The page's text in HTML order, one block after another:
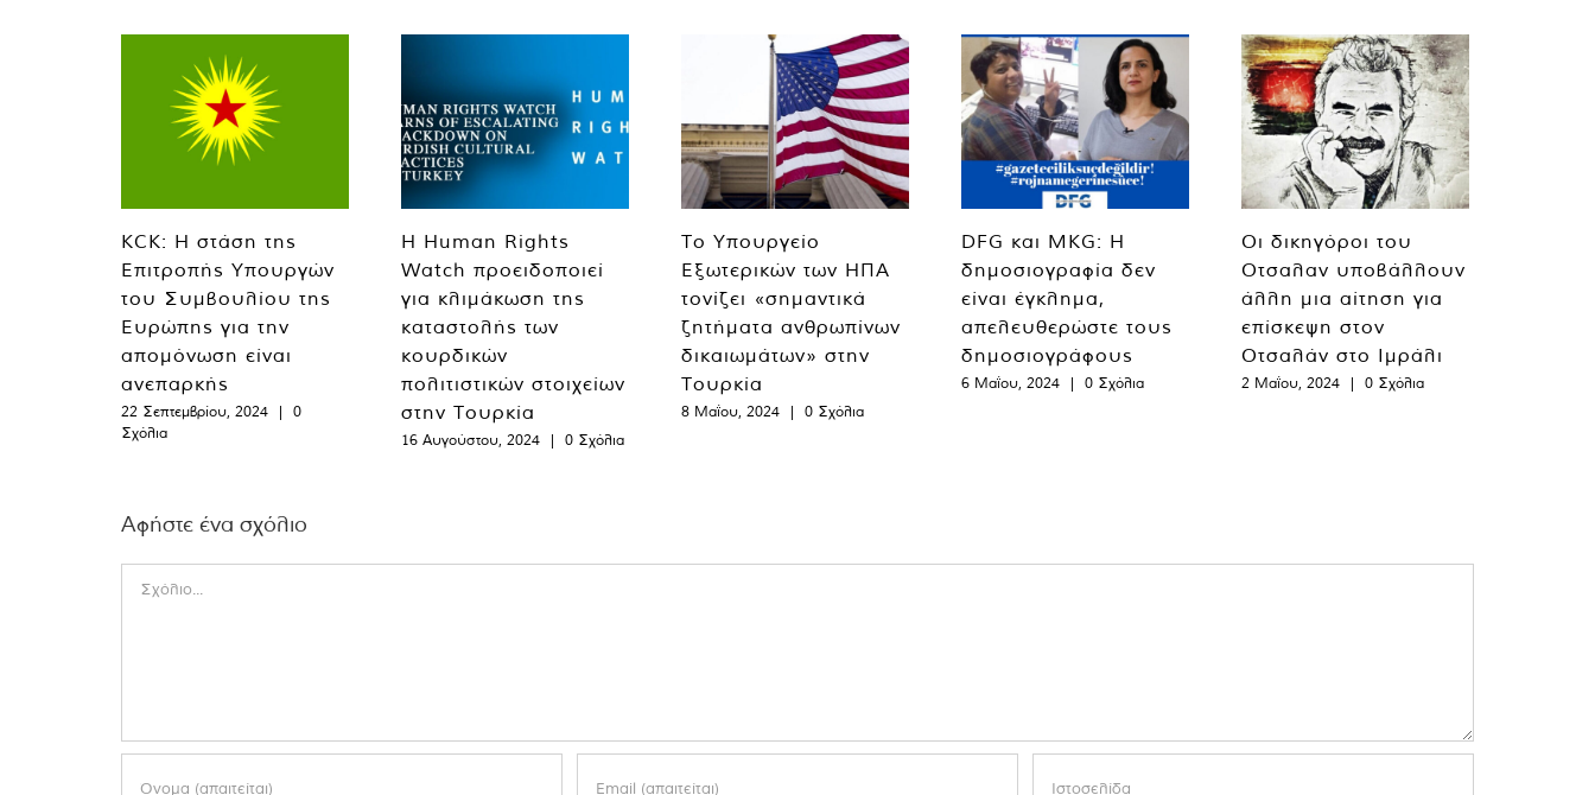
KCK: Η στάση της
Επιτροπής Υπουργών
του Συμβουλίου της
Ευρώπης για την
απομόνωση είναι
ανεπαρκής
22 Σεπτεμβρίου, 2024 |
0
Σχόλια
Η Human Rights
Watch προειδοποιεί
για κλιμάκωση της
καταστολής των
κουρδικών
πολιτιστικών στοιχείων
στην Τουρκία
16 Αυγούστου, 2024 | 0 Σχόλια
Το Υπουργείο
Εξωτερικών των ΗΠΑ
τονίζει «σημαντικά
ζητήματα ανθρωπίνων
δικαιωμάτων» στην
Τουρκία
8 Μαΐου, 2024 | 0 Σχόλια
DFG και MKG: Η
δημοσιογραφία δεν
είναι έγκλημα,
απελευθερώστε τους
δημοσιογράφους
6 Μαΐου, 2024 | 0 Σχόλια
Οι δικηγόροι του
Οτσαλαν υποβάλλουν
άλλη μια αίτηση για
επίσκεψη στον
Οτσαλάν στο Ιμράλι
2 Μαΐου, 2024 | 0 Σχόλια
Αφήστε ένα σχόλιο